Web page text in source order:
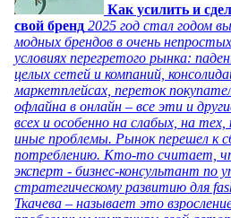
Как усилить и
свой бренд 2025 год стал годом
модных брендов в очень
условиях перегретого рынка:
целых сетей и компаний,
маркетплейсах, переток
офлайна в онлайн – все эти и
всех и особенно на слабых, на
иные проблемы. Рынок перешел к
потреблению. Кто-то считает,
эксперт - бизнес-консультант по
стратегическому развитию для
Ткачева – называет это